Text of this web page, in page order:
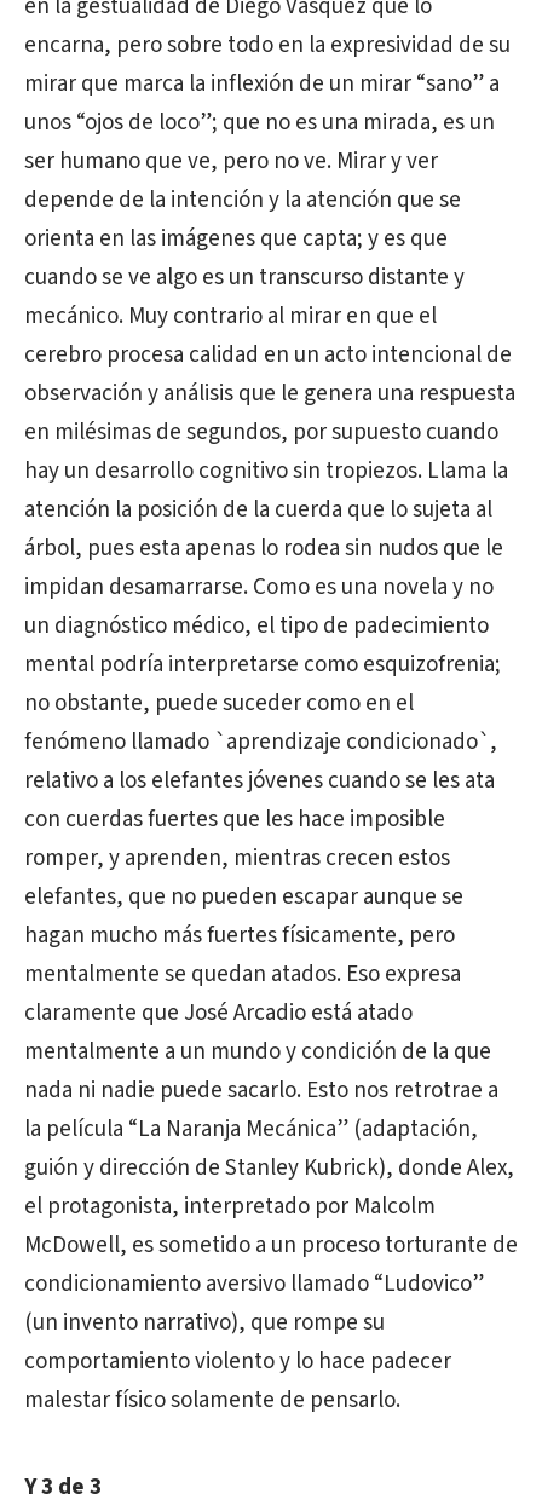
en la gestualidad de Diego Vásquez que lo
encarna, pero sobre todo en la expresividad de su
mirar que marca la inflexión de un mirar “sano” a
unos “ojos de loco”; que no es una mirada, es un
ser humano que ve, pero no ve. Mirar y ver
depende de la intención y la atención que se
orienta en las imágenes que capta; y es que
cuando se ve algo es un transcurso distante y
mecánico. Muy contrario al mirar en que el
cerebro procesa calidad en un acto intencional de
observación y análisis que le genera una respuesta
en milésimas de segundos, por supuesto cuando
hay un desarrollo cognitivo sin tropiezos. Llama la
atención la posición de la cuerda que lo sujeta al
árbol, pues esta apenas lo rodea sin nudos que le
impidan desamarrarse. Como es una novela y no
un diagnóstico médico, el tipo de padecimiento
mental podría interpretarse como esquizofrenia;
no obstante, puede suceder como en el
fenómeno llamado `aprendizaje condicionado`,
relativo a los elefantes jóvenes cuando se les ata
con cuerdas fuertes que les hace imposible
romper, y aprenden, mientras crecen estos
elefantes, que no pueden escapar aunque se
hagan mucho más fuertes físicamente, pero
mentalmente se quedan atados. Eso expresa
claramente que José Arcadio está atado
mentalmente a un mundo y condición de la que
nada ni nadie puede sacarlo. Esto nos retrotrae a
la película “La Naranja Mecánica” (adaptación,
guión y dirección de Stanley Kubrick), donde Alex,
el protagonista, interpretado por Malcolm
McDowell, es sometido a un proceso torturante de
condicionamiento aversivo llamado “Ludovico”
(un invento narrativo), que rompe su
comportamiento violento y lo hace padecer
malestar físico solamente de pensarlo.
Y 3 de 3